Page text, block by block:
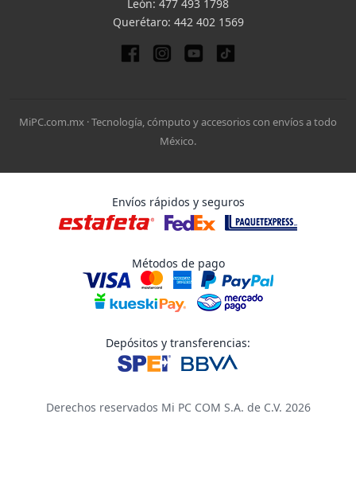
León: 477 493 1798
Querétaro: 442 402 1569
MiPC.com.mx · Tecnología, cómputo y accesorios con envíos a todo
México.
Envíos rápidos y seguros
Métodos de pago
Depósitos y transferencias:
Derechos reservados Mi PC COM S.A. de C.V. 2026